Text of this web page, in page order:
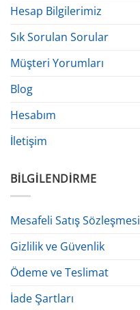
Hesap Bilgilerimiz
Sık Sorulan Sorular
Müşteri Yorumları
Blog
Hesabım
İletişim
BILGILENDIRME
Mesafeli Satış Sözleşmesi
Gizlilik ve Güvenlik
Ödeme ve Teslimat
İade Şartları